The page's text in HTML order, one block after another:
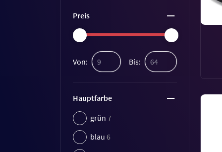
Preis
Von: Bis:
Hauptfarbe
grün 7
blau 6